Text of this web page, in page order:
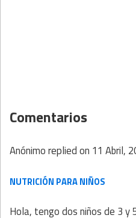
Comentarios
Anónimoreplied on 11 Abril,
NUTRICIÓN PARA NIÑOS
Hola, tengo dos niños de 3 y